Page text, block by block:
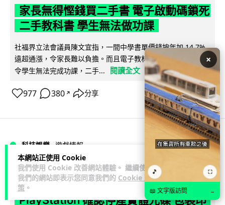
本網站正使用 Cookie
我們使用 Cookie 改善網站體驗。 繼續使用
我們的網站即表示您同意我們的 Cookie 政
策 。
家長無得慳錢買二手書 電子啟動碼鎖死
二手教科書 學生無法做功課
社福界立法會議員陳文宜指，一間中學書單價錢按年加 14.7%
遠超通漲，令家長難以負擔。而且電子教材啟動碼這項設計，
令學生無法完成功課，二手...
閱讀全文
977 380 ↗ 分享
科技娛樂 遊戲情報
Lawton 1 日
PlayStation 確認停產實體光碟 包裝印
×
🎵 ⛶
📖 文字版訪問 →